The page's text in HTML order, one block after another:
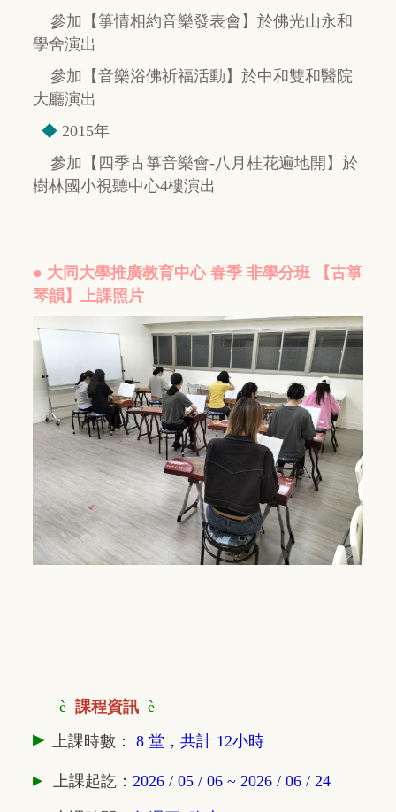
參加【箏情相約音樂發表會】於佛光山永和
學舍演出
參加【音樂浴佛祈福活動】於中和雙和醫院
大廳演出
◆ 2015年
參加【四季古箏音樂會-八月桂花遍地開】於
樹林國小視聽中心4樓演出
● 大同大學推廣教育中心 春季 非學分班 【古箏
琴韻】上課照片
è 課程資訊 è
▸ 上課時數： 8 堂，共計 12小時
▸ 上課起訖： 2026 / 05 / 06 ~ 2026 / 06 / 24